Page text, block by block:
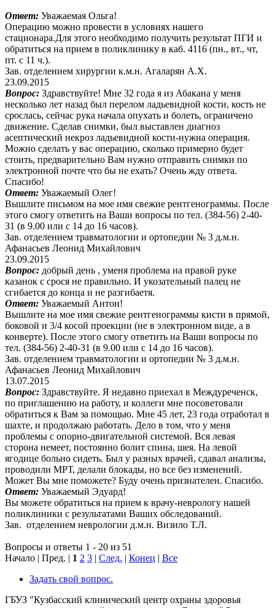
Ответ: Уважаемая Ольга!
Операцию можно провести в условиях нашего
стационара.Для этого необходимо получить результат ПГИ и
обратиться на прием в поликлинику в каб. 4116 (пн., вт., чт,
пт. с 11 ч.).
Зав. отделением хирургии к.м.н. Агаларян А.Х.
23.09.2015
Вопрос: Здравствуйте! Мне 32 года я из Абакана у меня
несколько лет назад был перелом ладьевидной кости, кость не
срослась, сейчас рука начала опухать и болеть, ограничено
движение. Сделав снимки, был выставлен диагноз
асептический некроз ладьевидной кости-нужна операция.
Можно сделать у вас операцию, сколько примерно будет
стоить, предварительно Вам нужно отправить снимки по
электронной почте что бы не ехать? Очень жду ответа.
Спасибо!
Ответ: Уважаемый Олег!
Вышлите письмом на мое имя свежие рентгенограммы. После
этого смогу ответить на Ваши вопросы по тел. (384-56) 2-40-
31 (в 9.00 или с 14 до 16 часов).
Зав. отделением травматологии и ортопедии № 3 д.м.н.
Афанасьев Леонид Михайлович
23.09.2015
Вопрос: добрый день , уменя проблема на правой руке
казанок с срося не правильно. И укозательный палец не
сгибается до конца и не разгибаетя.
Ответ: Уважаемый Антон!
Вышлите на мое имя свежие рентгенограммы кисти в прямой,
боковой и 3/4 косой проекции (не в электронном виде, а в
конверте). После этого смогу ответить на Ваши вопросы по
тел. (384-56) 2-40-31 (в 9.00 или с 14 до 16 часов).
Зав. отделением травматологии и ортопедии № 3 д.м.н.
Афанасьев Леонид Михайлович
13.07.2015
Вопрос: Здравствуйте. Я недавно приехал в Междуреченск,
по приглашению на работу, и коллеги мне посоветовали
обратиться к Вам за помощью. Мне 45 лет, 23 года отработал в
шахте, и продолжаю работать. Дело в том, что у меня
проблемы с опорно-двигательной системой. Вся левая
сторона немеет, постоянно болит спина, шея. На левой
ягодице больно сидеть. Был у разных врачей, сдавал анализы,
проводили МРТ, делали блокады, но все без изменений.
Может Вы мне поможете? Буду очень признателен. Спасибо.
Ответ: Уважаемый Эдуард!
Вы можете обратиться на прием к врачу-неврологу нашей
поликлиники с результатами Ваших обследований.
Зав. отделением неврологии д.м.н. Визило Т.Л.
Вопросы и ответы 1 - 20 из 51
Начало | Пред. | 1 2 3 След. Конец
Все
Задать свой вопрос.
ГБУЗ "Кузбасский клинический центр охраны здоровья